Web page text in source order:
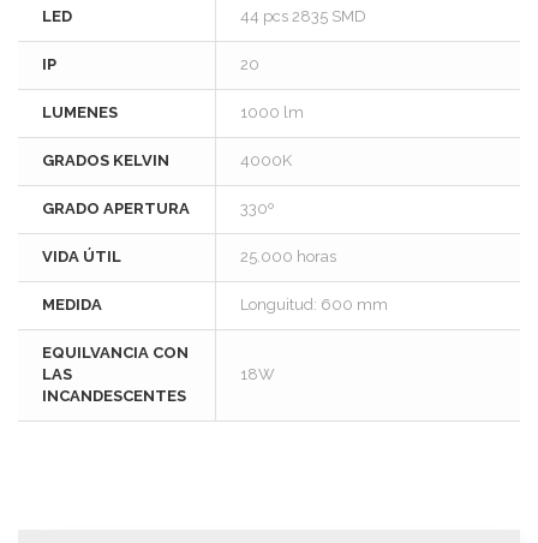
LED 44 pcs 2835 SMD
IP 20
LUMENES 1000 lm
GRADOS KELVIN 4000K
GRADO APERTURA 330º
VIDA ÚTIL 25.000 horas
MEDIDA Longuitud: 600 mm
EQUILVANCIA CON
LAS
INCANDESCENTES
18W